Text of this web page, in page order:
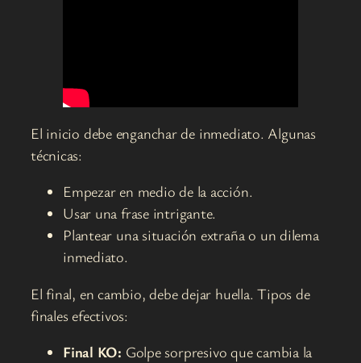
El inicio debe enganchar de inmediato. Algunas
técnicas:
Empezar en medio de la acción.
Usar una frase intrigante.
Plantear una situación extraña o un dilema
inmediato.
El final, en cambio, debe dejar huella. Tipos de
finales efectivos:
Final KO: Golpe sorpresivo que cambia la